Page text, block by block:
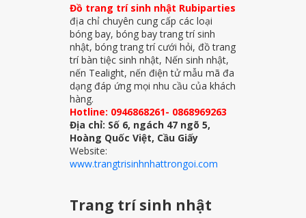
Đồ trang trí sinh nhật Rubiparties
địa chỉ chuyên cung cấp các loại
bóng bay, bóng bay trang trí sinh
nhật, bóng trang trí cưới hỏi, đồ trang
trí bàn tiệc sinh nhật, Nến sinh nhật,
nến Tealight, nến điện tử mẫu mã đa
dạng đáp ứng mọi nhu cầu của khách
hàng.
Hotline: 0946868261- 0868969263
Địa chỉ: Số 6, ngách 47 ngõ 5,
Hoàng Quốc Việt, Cầu Giấy
Website:
www.trangtrisinhnhattrongoi.com
Trang trí sinh nhật